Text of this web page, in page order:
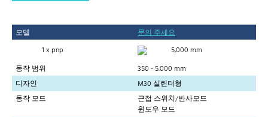
모델
문의 주세요
1 x pnp
5,000 mm
동작 범위
350 - 5.000 mm
디자인
M30 실린더형
동작 모드
근접 스위치/반사모드
윈도우 모드